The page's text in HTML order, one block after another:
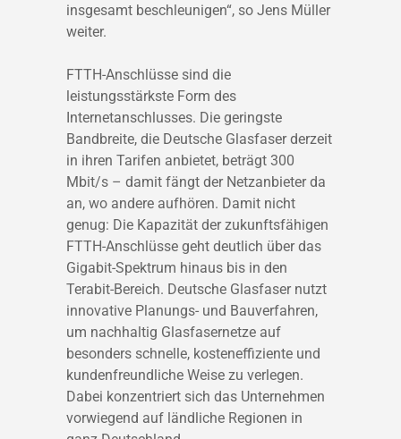
insgesamt beschleunigen“, so Jens Müller
weiter.
FTTH-Anschlüsse sind die
leistungsstärkste Form des
Internetanschlusses. Die geringste
Bandbreite, die Deutsche Glasfaser derzeit
in ihren Tarifen anbietet, beträgt 300
Mbit/s – damit fängt der Netzanbieter da
an, wo andere aufhören. Damit nicht
genug: Die Kapazität der zukunftsfähigen
FTTH-Anschlüsse geht deutlich über das
Gigabit-Spektrum hinaus bis in den
Terabit-Bereich. Deutsche Glasfaser nutzt
innovative Planungs- und Bauverfahren,
um nachhaltig Glasfasernetze auf
besonders schnelle, kosteneffiziente und
kundenfreundliche Weise zu verlegen.
Dabei konzentriert sich das Unternehmen
vorwiegend auf ländliche Regionen in